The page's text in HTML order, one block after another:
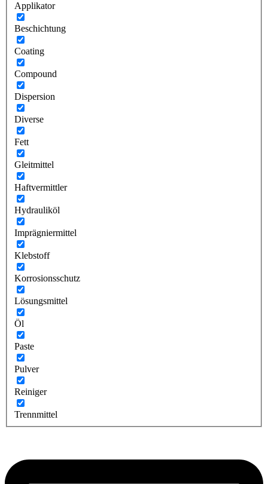
Applikator
Beschichtung
Coating
Compound
Dispersion
Diverse
Fett
Gleitmittel
Haftvermittler
Hydrauliköl
Imprägniermittel
Klebstoff
Korrosionsschutz
Lösungsmittel
Öl
Paste
Pulver
Reiniger
Trennmittel